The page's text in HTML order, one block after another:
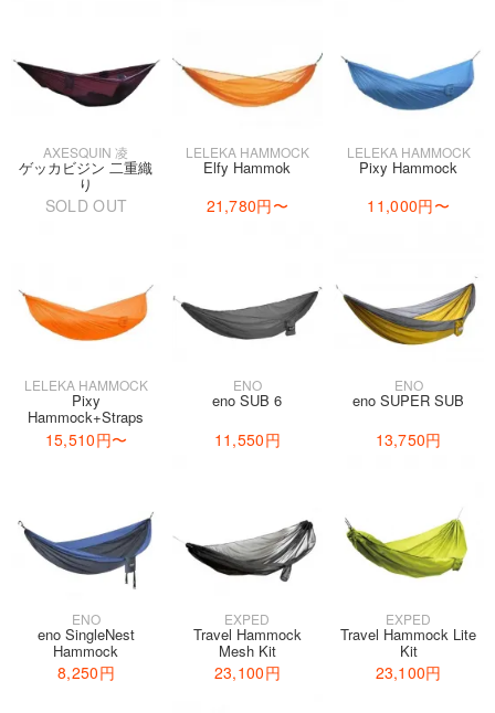
AXESQUIN 凌
ゲッカビジン 二重織
り
SOLD OUT
LELEKA HAMMOCK
Elfy Hammok
21,780円〜
LELEKA HAMMOCK
Pixy Hammock
11,000円〜
LELEKA HAMMOCK
Pixy
Hammock+Straps
15,510円〜
ENO
eno SUB 6
11,550円
ENO
eno SUPER SUB
13,750円
ENO
eno SingleNest
Hammock
8,250円
EXPED
Travel Hammock
Mesh Kit
23,100円
EXPED
Travel Hammock Lite
Kit
23,100円